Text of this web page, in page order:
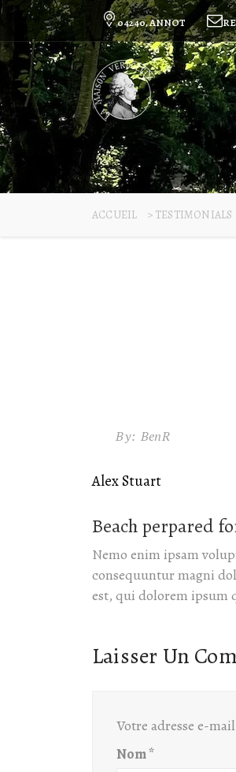
04240, ANNOT
ACCUEIL > TESTIMONIALS
By: BenR
Alex Stuart
Beach perpared
Nemo enim ipsam
consequuntur magni
est, qui dolorem ipsum
Laisser Un
Votre adresse e-
Nom*